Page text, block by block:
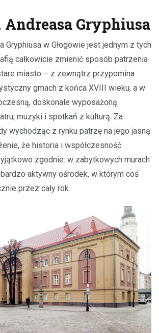
Andreasa Gryphiusa
Gryphiusa w Głogowie jest jednym z tych
całkowicie zmienić sposób patrzenia
miasto – z zewnątrz przypomina
gmach z końca XVIII wieku, a w
doskonale wyposażoną
muzyki i spotkań z kulturą. Za
wychodząc z rynku patrzę na jego jasną
że historia i współczesność
zgodnie: w zabytkowych murach
aktywny ośrodek, w którym coś
przez cały rok.